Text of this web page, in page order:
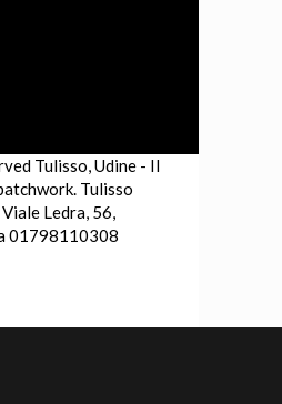
Tulisso, Udine - Il
Tulisso
Ledra, 56,
01798110308